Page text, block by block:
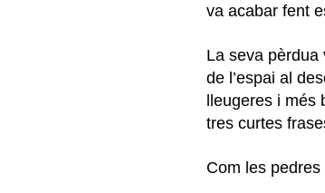
va acabar fent
La seva pèrdua
de l’espai al
lleugeres i més
tres curtes
Com les